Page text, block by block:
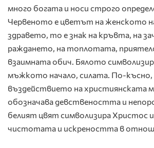
много богата и носи строго
Червеното е цветът на женското
здравето, то е знак на кръвта, на
раждането, на топлотата,
взаимната обич. Бялото
мъжкото начало, силата. По-късно,
въздействието на християнската
обозначава девствеността и
белият цвят символизира Христос
чистотата и искреността в